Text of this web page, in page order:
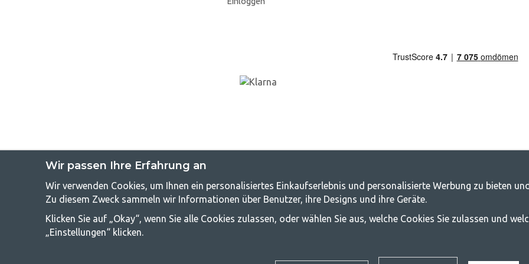
GetCamping.de - Ihr Geschäft für Camping und
Camping kann entweder ein Lebensstil sein oder eine Möglichkeit, die Familie für ein gemeinsames Abenteuer zusammenzubringen. Egal, zu
Campingzubehör benötigen. Wir finden, dass Camping für alle erschwinglich sein sollte, und bieten daher wirklich gute Preise für
und Outdoor-Aktivitäten. Unser Ziel ist es, in jeder Preisklasse die beste Campingausrüstung in Bezug auf Qualität und Funktionalität
© 2020 GetCamping. Alle Rechte vorbehalten.
Wir passen Ihre Erfahrung an
Wir verwenden Cookies, um Ihnen ein personalisiertes Einkaufserlebnis und personalisierte Werbung zu bieten
Zu diesem Zweck sammeln wir Informationen über Benutzer, ihre Designs und ihre Geräte.
Klicken Sie auf „Okay“, wenn Sie alle Cookies zulassen, oder wählen Sie aus, welche Cookies Sie zulassen und
„Einstellungen“ klicken.